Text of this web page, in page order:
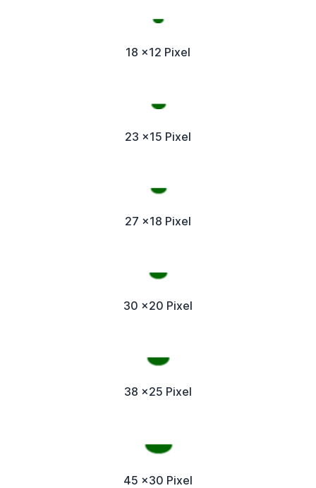
18 x12 Pixel
23 x15 Pixel
27 x18 Pixel
30 x20 Pixel
38 x25 Pixel
45 x30 Pixel